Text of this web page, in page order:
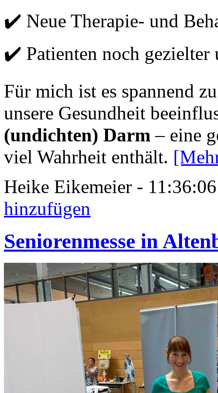
✔️ Neue Therapie- und
✔️ Patienten noch gezielter
Für mich ist es spannend
unsere Gesundheit
(undichten) Darm – eine
viel Wahrheit enthält.
Heike Eikemeier -
hinzufügen
Seniorenmesse in